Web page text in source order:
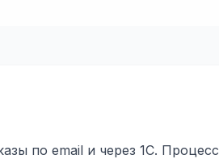
по email и через 1С. Процесс